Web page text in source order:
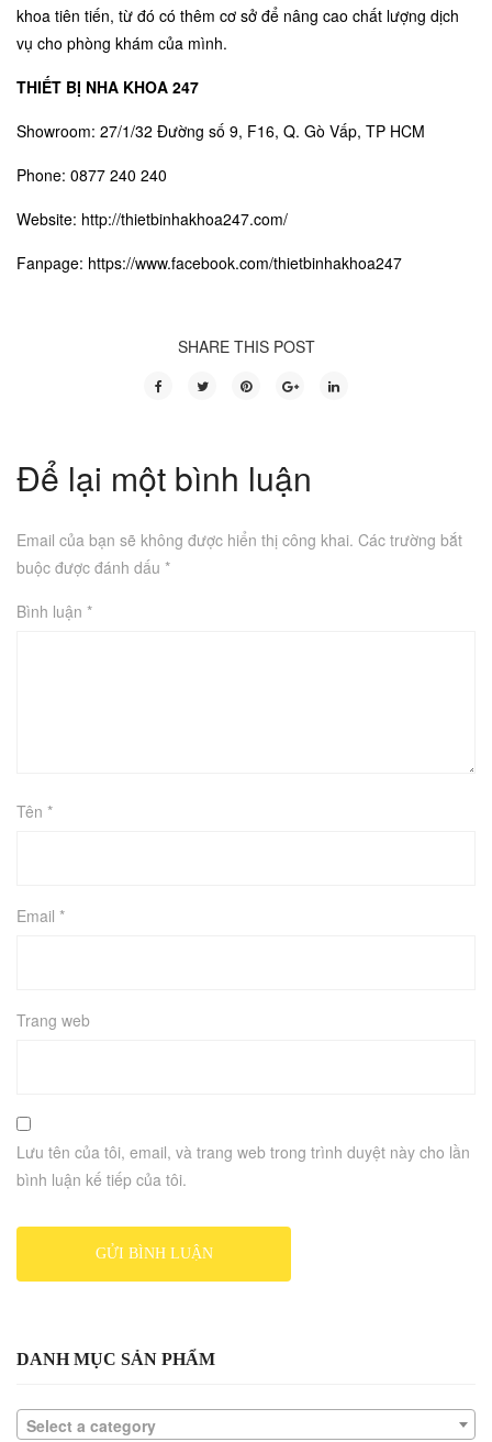
khoa tiên tiến, từ đó có thêm cơ sở để nâng cao chất lượng dịch
vụ cho phòng khám của mình.
THIẾT BỊ NHA KHOA 247
Showroom: 27/1/32 Đường số 9, F16, Q. Gò Vấp, TP HCM
Phone: 0877 240 240
Website: http://thietbinhakhoa247.com/
Fanpage: https://www.facebook.com/thietbinhakhoa247
SHARE THIS POST
Để lại một bình luận
Email của bạn sẽ không được hiển thị công khai. Các trường bắt
buộc được đánh dấu *
Bình luận *
Tên *
Email *
Trang web
Lưu tên của tôi, email, và trang web trong trình duyệt này cho lần
bình luận kế tiếp của tôi.
DANH MỤC SẢN PHẨM
Select a category